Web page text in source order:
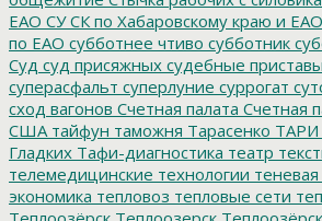
ЕАО СУ СК по Хабаровскому краю и ЕАО
по ЕАО субботнее чтиво субботник
Суд суд присяжных судебные приставы
суперасфальт суперлуние суррогат
сход вагонов Счетная палата Счетная
США тайфун таможня Тарасенко ТАРИ
Гладких Тафи-диагностика театр
телемедицинские технологии
экономика тепловоз тепловые сети